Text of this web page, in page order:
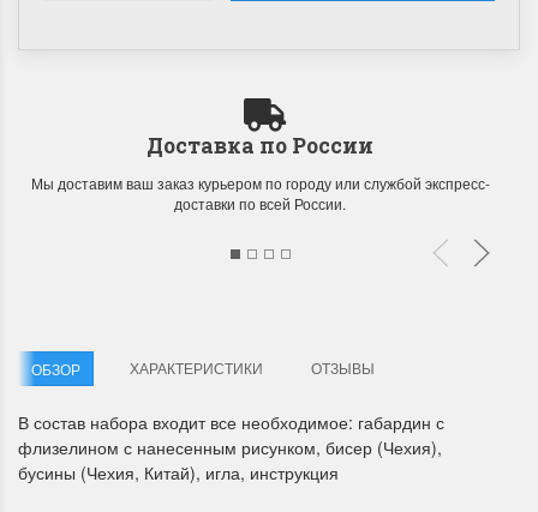
Доставка по России
Мы доставим ваш заказ курьером по городу или службой экспресс-
доставки по всей России.
ОБЗОР ХАРАКТЕРИСТИКИ ОТЗЫВЫ
В состав набора входит все необходимое: габардин с
флизелином с нанесенным рисунком, бисер (Чехия),
бусины (Чехия, Китай), игла, инструкция